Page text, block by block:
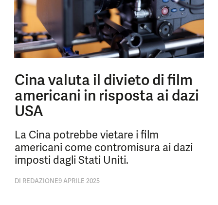
Cina valuta il divieto di film
americani in risposta ai dazi
USA
La Cina potrebbe vietare i film
americani come contromisura ai dazi
imposti dagli Stati Uniti.
DI REDAZIONE9 APRILE 2025